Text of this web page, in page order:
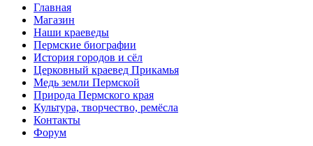
Главная
Магазин
Наши краеведы
Пермские биографии
История городов и сёл
Церковный краевед Прикамья
Медь земли Пермской
Природа Пермского края
Культура, творчество, ремёсла
Контакты
Форум